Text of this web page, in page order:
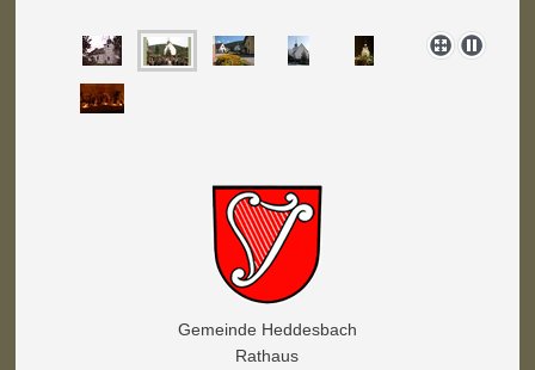
Gemeinde Heddesbach
Rathaus